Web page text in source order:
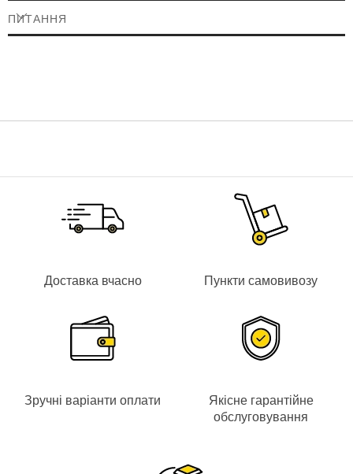
ПИТАННЯ
Доставка вчасно Пункти самовивозу
Зручні варіанти оплати
Якісне гарантійне
обслуговування